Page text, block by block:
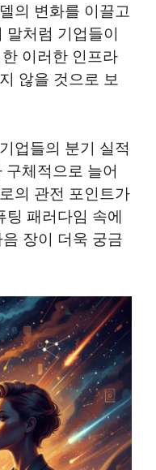
의 변화를 이끌고
말처럼 기업들이
이러한 인프라
않을 것으로 보
업들의 분기 실적
체적으로 늘어
의 관전 포인트가
팅 패러다임 속에
장이 더욱 궁금